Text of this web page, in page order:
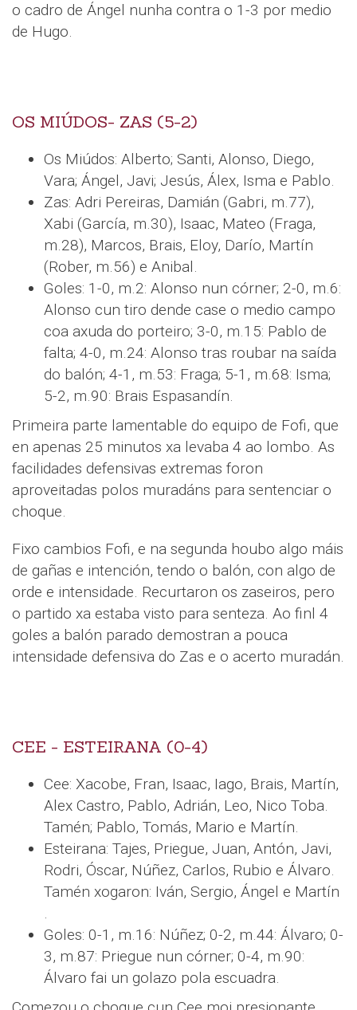
o cadro de Ángel nunha contra o 1-3 por medio
de Hugo.
OS MIÚDOS- ZAS (5-2)
Os Miúdos: Alberto; Santi, Alonso, Diego,
Vara; Ángel, Javi; Jesús, Álex, Isma e Pablo.
Zas: Adri Pereiras, Damián (Gabri, m.77),
Xabi (García, m.30), Isaac, Mateo (Fraga,
m.28), Marcos, Brais, Eloy, Darío, Martín
(Rober, m.56) e Anibal.
Goles: 1-0, m.2: Alonso nun córner; 2-0, m.6:
Alonso cun tiro dende case o medio campo
coa axuda do porteiro; 3-0, m.15: Pablo de
falta; 4-0, m.24: Alonso tras roubar na saída
do balón; 4-1, m.53: Fraga; 5-1, m.68: Isma;
5-2, m.90: Brais Espasandín.
Primeira parte lamentable do equipo de Fofi, que
en apenas 25 minutos xa levaba 4 ao lombo. As
facilidades defensivas extremas foron
aproveitadas polos muradáns para sentenciar o
choque.
Fixo cambios Fofi, e na segunda houbo algo máis
de gañas e intención, tendo o balón, con algo de
orde e intensidade. Recurtaron os zaseiros, pero
o partido xa estaba visto para senteza. Ao finl 4
goles a balón parado demostran a pouca
intensidade defensiva do Zas e o acerto muradán.
CEE - ESTEIRANA (0-4)
Cee: Xacobe, Fran, Isaac, Iago, Brais, Martín,
Alex Castro, Pablo, Adrián, Leo, Nico Toba.
Tamén; Pablo, Tomás, Mario e Martín.
Esteirana: Tajes, Priegue, Juan, Antón, Javi,
Rodri, Óscar, Núñez, Carlos, Rubio e Álvaro.
Tamén xogaron: Iván, Sergio, Ángel e Martín
.
Goles: 0-1, m.16: Núñez; 0-2, m.44: Álvaro; 0-
3, m.87: Priegue nun córner; 0-4, m.90:
Álvaro fai un golazo pola escuadra.